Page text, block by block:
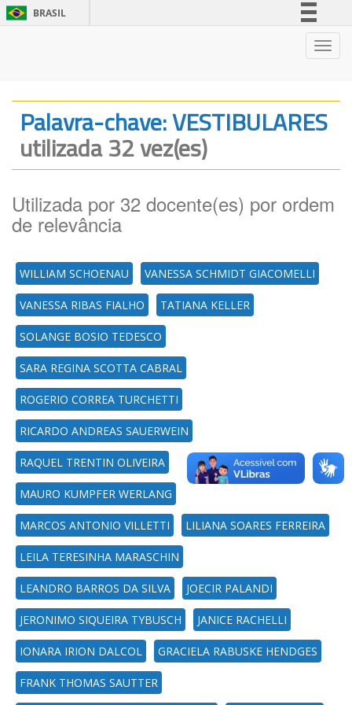
BRASIL
Legislação
Palavra-chave: VESTIBULARES
utilizada 32 vez(es)
Utilizada por 32 docente(es) por ordem
de relevância
WILLIAM SCHOENAU VANESSA SCHMIDT GIACOMELLI
VANESSA RIBAS FIALHO TATIANA KELLER
SOLANGE BOSIO TEDESCO
SARA REGINA SCOTTA CABRAL
ROGERIO CORREA TURCHETTI
RICARDO ANDREAS SAUERWEIN
RAQUEL TRENTIN OLIVEIRA
MAURO KUMPFER WERLANG
MARCOS ANTONIO VILLETTI LILIANA SOARES FERREIRA
LEILA TERESINHA MARASCHIN
LEANDRO BARROS DA SILVA JOECIR PALANDI
JERONIMO SIQUEIRA TYBUSCH JANICE RACHELLI
IONARA IRION DALCOL GRACIELA RABUSKE HENDGES
FRANK THOMAS SAUTTER